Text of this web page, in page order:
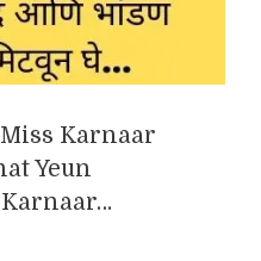
Karnaar
Yeun